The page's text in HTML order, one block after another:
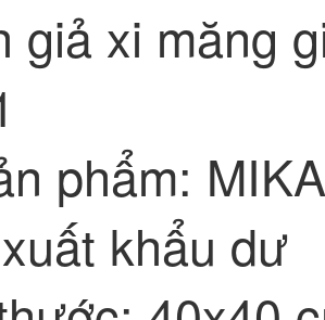
giả xi măng
phẩm:
khẩu dư